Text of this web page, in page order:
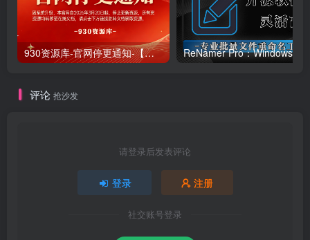
930资源库-官网停更通知-【换在线文档更新-每日更新】
评论 抢沙发
请登录后发表评论
登录 注册
社交账号登录